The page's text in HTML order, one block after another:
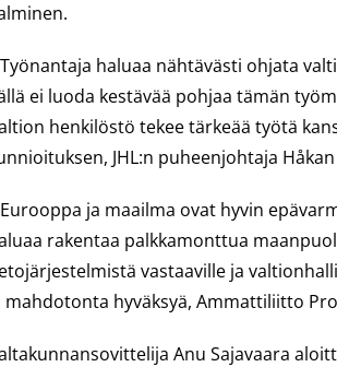
haluaa nähtävästi ohjata
ei luoda kestävää pohjaa tämän
henkilöstö tekee tärkeää työtä
JHL:n puheenjohtaja
ja maailma ovat hyvin
rakentaa palkkamonttua
vastaaville ja
mahdotonta hyväksyä, Ammattiliitto
Anu Sajavaara